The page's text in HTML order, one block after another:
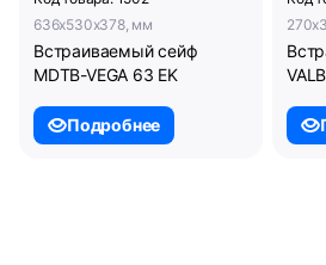
636x530x378, мм
Встраиваемый сейф
MDTB-VEGA 63 EK
Подробнее